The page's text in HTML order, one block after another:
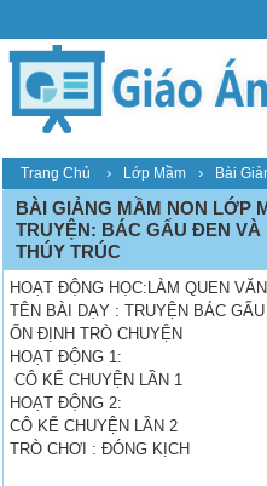
Trang Chủ › Lớp Mầm › Bài
BÀI GIẢNG MẦM NON LỚP
TRUYỆN: BÁC GẤU ĐEN VÀ
THÚY TRÚC
HOẠT ĐỘNG HỌC:LÀM QUEN
TÊN BÀI DẠY : TRUYỆN BÁC
ỔN ĐỊNH TRÒ CHUYỆN
HOẠT ĐỘNG 1:
CÔ KỂ CHUYỆN LẦN 1
HOẠT ĐỘNG 2:
CÔ KỂ CHUYỆN LẦN 2
TRÒ CHƠI : ĐÓNG KỊCH